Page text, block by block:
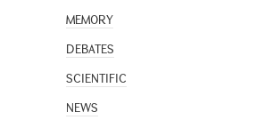
MEMORY
DEBATES
SCIENTIFIC
NEWS